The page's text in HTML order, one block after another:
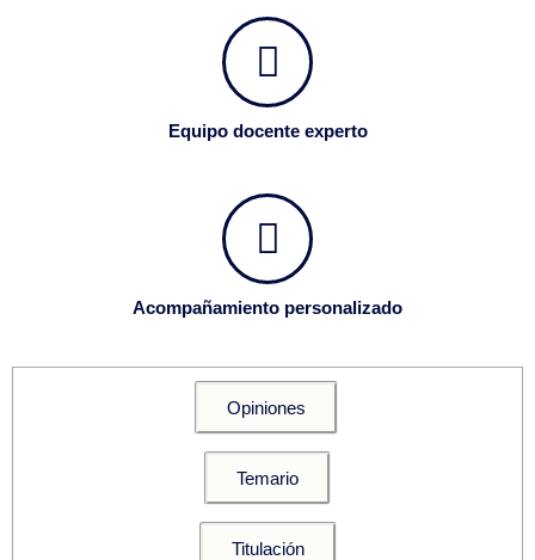
Equipo docente experto
Acompañamiento personalizado
Opiniones
Temario
Titulación